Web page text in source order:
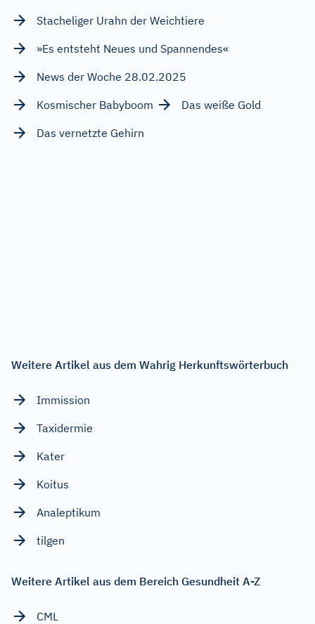
Stacheliger Urahn der Weichtiere
»Es entsteht Neues und Spannendes«
News der Woche 28.02.2025
Kosmischer Babyboom
Das weiße Gold
Das vernetzte Gehirn
Weitere Artikel aus dem Wahrig Herkunftswörterbuch
Immission
Taxidermie
Kater
Koitus
Analeptikum
tilgen
Weitere Artikel aus dem Bereich Gesundheit A-Z
CML